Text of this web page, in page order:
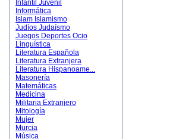
Infantil Juvenil
Informática
Islam Islamismo
Judíos Judaísmo
Juegos Deportes Ocio
Linguística
Literatura Española
Literatura Extranjera
Literatura Hispanoame...
Masonería
Matemáticas
Medicina
Militaria Extranjero
Mitología
Mujer
Murcia
Música